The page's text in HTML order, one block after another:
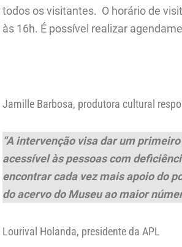
todos os visitantes. O horário de
às 16h. É possível realizar
Jamille Barbosa, produtora cultural
“A intervenção visa dar um
acessível às pessoas com
encontrar cada vez mais apoio do
do acervo do Museu ao maior
Lourival Holanda, presidente da APL